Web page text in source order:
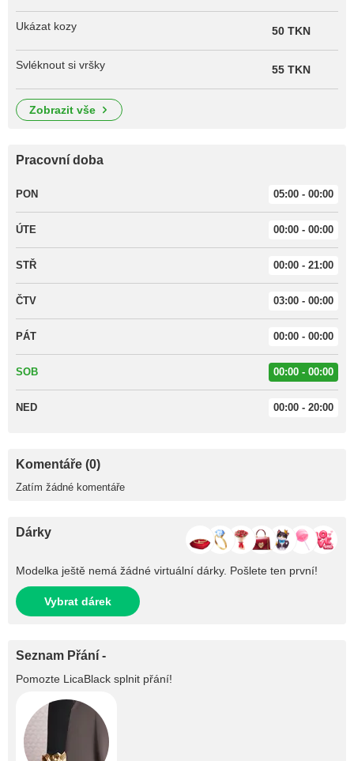
Ukázat kozy 50 TKN
Svléknout si vršky 55 TKN
zobrazit vše
Pracovní doba
PON 05:00 - 00:00
ÚTE 00:00 - 00:00
STŘ 00:00 - 21:00
ČTV 03:00 - 00:00
PÁT 00:00 - 00:00
SOB 00:00 - 00:00
NED 00:00 - 20:00
Komentáře (0)
Zatím žádné komentáře
Dárky
Modelka ještě nemá žádné virtuální dárky. Pošlete ten první!
Vybrat dárek
Seznam Přání -
Pomozte LicaBlack splnit přání!